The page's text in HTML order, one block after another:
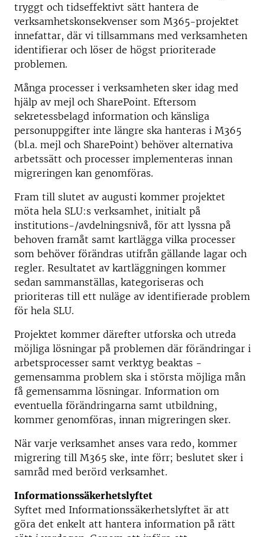
tryggt och tidseffektivt sätt hantera de
verksamhetskonsekvenser som M365-projektet
innefattar, där vi tillsammans med verksamheten
identifierar och löser de högst prioriterade
problemen.
Många processer i verksamheten sker idag med
hjälp av mejl och SharePoint. Eftersom
sekretessbelagd information och känsliga
personuppgifter inte längre ska hanteras i M365
(bl.a. mejl och SharePoint) behöver alternativa
arbetssätt och processer implementeras innan
migreringen kan genomföras.
Fram till slutet av augusti kommer projektet
möta hela SLU:s verksamhet, initialt på
institutions-/avdelningsnivå, för att lyssna på
behoven framåt samt kartlägga vilka processer
som behöver förändras utifrån gällande lagar och
regler. Resultatet av kartläggningen kommer
sedan sammanställas, kategoriseras och
prioriteras till ett nuläge av identifierade problem
för hela SLU.
Projektet kommer därefter utforska och utreda
möjliga lösningar på problemen där förändringar i
arbetsprocesser samt verktyg beaktas -
gemensamma problem ska i största möjliga mån
få gemensamma lösningar. Information om
eventuella förändringarna samt utbildning,
kommer genomföras, innan migreringen sker.
När varje verksamhet anses vara redo, kommer
migrering till M365 ske, inte förr; beslutet sker i
samråd med berörd verksamhet.
Informationssäkerhetslyftet
Syftet med Informationssäkerhetslyftet är att
göra det enkelt att hantera information på rätt